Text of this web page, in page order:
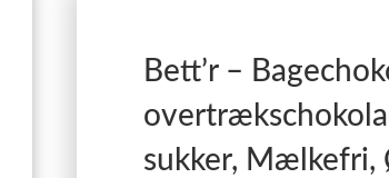
Bett’r –
sukker, Mælkefri,